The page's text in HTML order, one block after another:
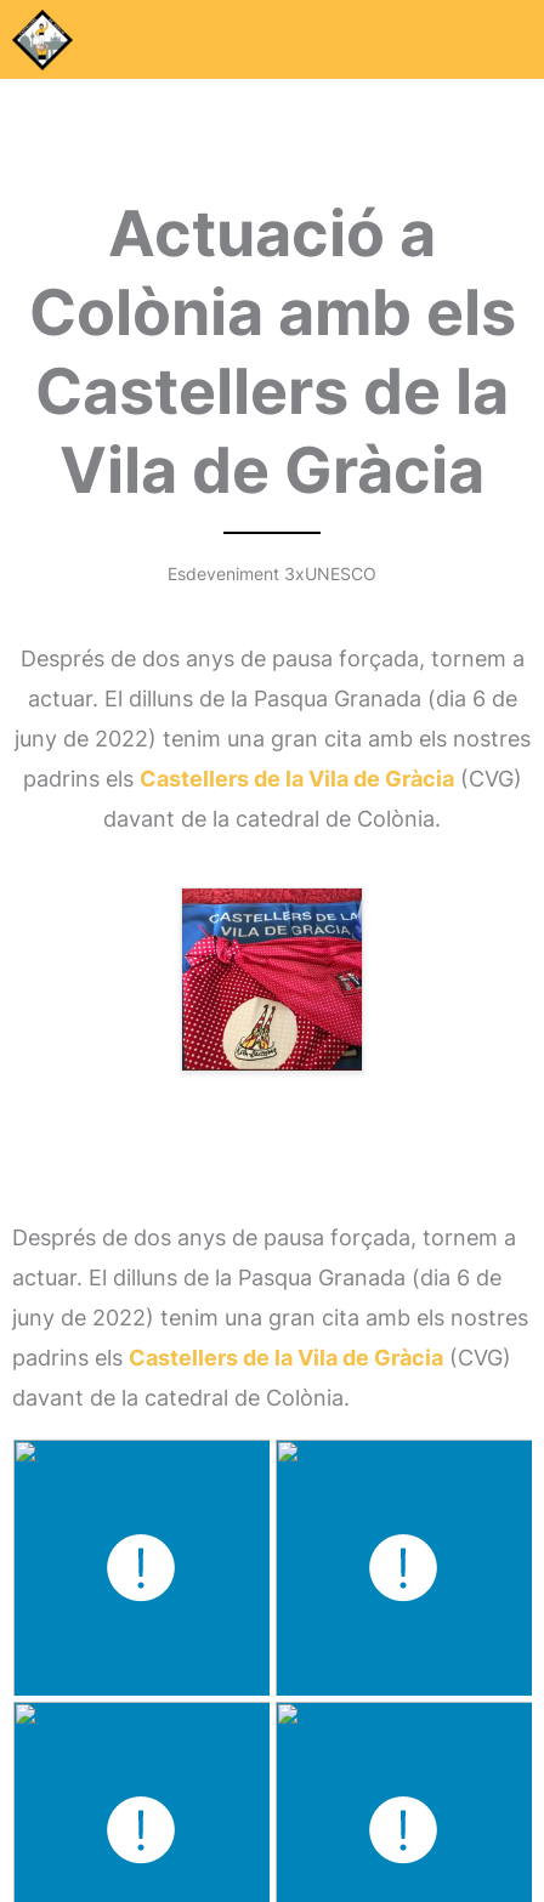
Actuació a
Colònia amb els
Castellers de la
Vila de Gràcia
Esdeveniment 3xUNESCO
Després de dos anys de pausa forçada, tornem a
actuar. El dilluns de la Pasqua Granada (dia 6 de
juny de 2022) tenim una gran cita amb els nostres
padrins els Castellers de la Vila de Gràcia(CVG)
davant de la catedral de Colònia.
Després de dos anys de pausa forçada, tornem a
actuar. El dilluns de la Pasqua Granada (dia 6 de
juny de 2022) tenim una gran cita amb els nostres
padrins els Castellers de la Vila de Gràcia (CVG)
davant de la catedral de Colònia.